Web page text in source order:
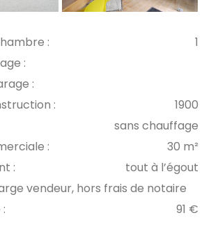
:
1
:
:
:
1900
sans chauffage
:
30 m²
:
tout à l’égout
vendeur, hors frais de notaire
91 €